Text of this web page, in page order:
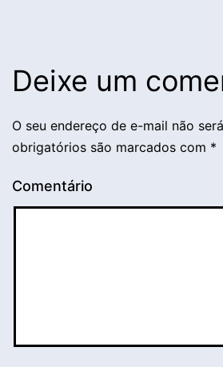
Deixe um
O seu endereço de e-mail não
obrigatórios são marcados com *
Comentário